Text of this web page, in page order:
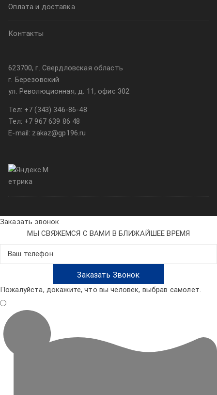
Оплата и доставка
Контакты
623700, г. Свердловская область
г. Березовский
ул. Революционная, д. 11, офис 302
Тел: +7 (343) 346-86-48
Тел: +7 967 639 86 48
E-mail: zakaz@gp196.ru
Заказать звонок
МЫ СВЯЖЕМСЯ С ВАМИ В БЛИЖАЙШЕЕ ВРЕМЯ
Пожалуйста, докажите, что вы человек, выбрав самолет.